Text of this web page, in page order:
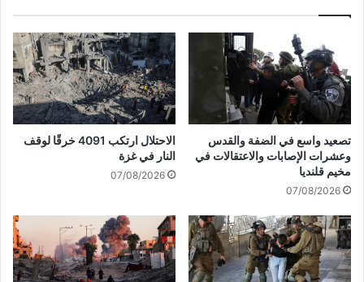
غ
ش
م
ا
ل
ق
ط
ا
ع
غ
ف
ي
ة
.
.
2
0
9
1
5
تصعيد واسع في الضفة والقدس
وعشرات الإصابات والاعتقالات في
مخيم قلنديا
07/08/2026
الاحتلال ارتكب 4091 خرقًا لوقف
النار في غزة
07/08/2026